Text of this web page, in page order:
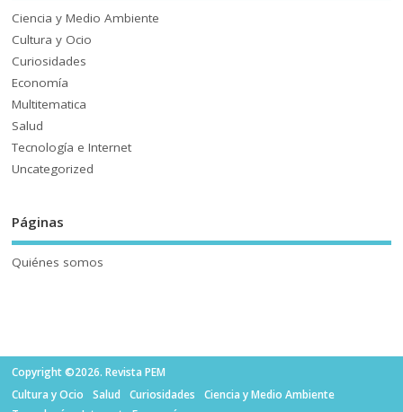
Ciencia y Medio Ambiente
Cultura y Ocio
Curiosidades
Economía
Multitematica
Salud
Tecnología e Internet
Uncategorized
Páginas
Quiénes somos
Copyright ©2026. Revista PEM
Cultura y Ocio
Salud Curiosidades
Ciencia y Medio Ambiente